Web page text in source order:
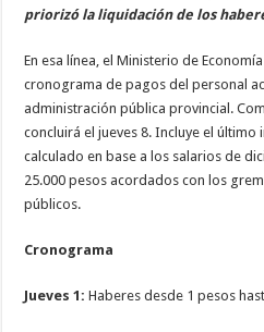
priorizó la liquidación de los
En esa línea, el Ministerio de
cronograma de pagos del personal
administración pública provincial.
concluirá el jueves 8. Incluye el
calculado en base a los salarios de
25.000 pesos acordados con los
públicos.
Cronograma
Jueves 1: Haberes desde 1 pesos